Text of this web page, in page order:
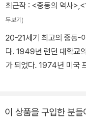
최근작 : <중동의 역사>,
두보기)
20-21세기 최고의 중동-
다. 1949년 런던 대학교
가 되었다. 1974년 미국
역사(The Arabs in
이 상품을 구입한 분